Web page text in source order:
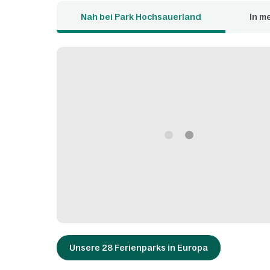
Nah bei Park Hochsauerland In
Unsere 28 Ferienparks in Europa